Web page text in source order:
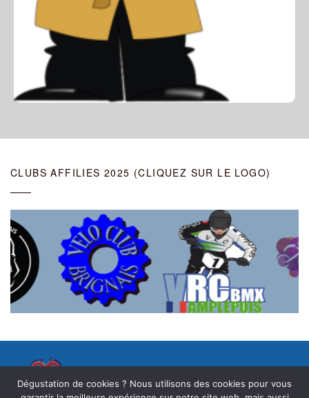
CLUBS AFFILIES 2025 (CLIQUEZ SUR LE LOGO)
Dégustation de cookies ? Nous utilisons des cookies pour vous